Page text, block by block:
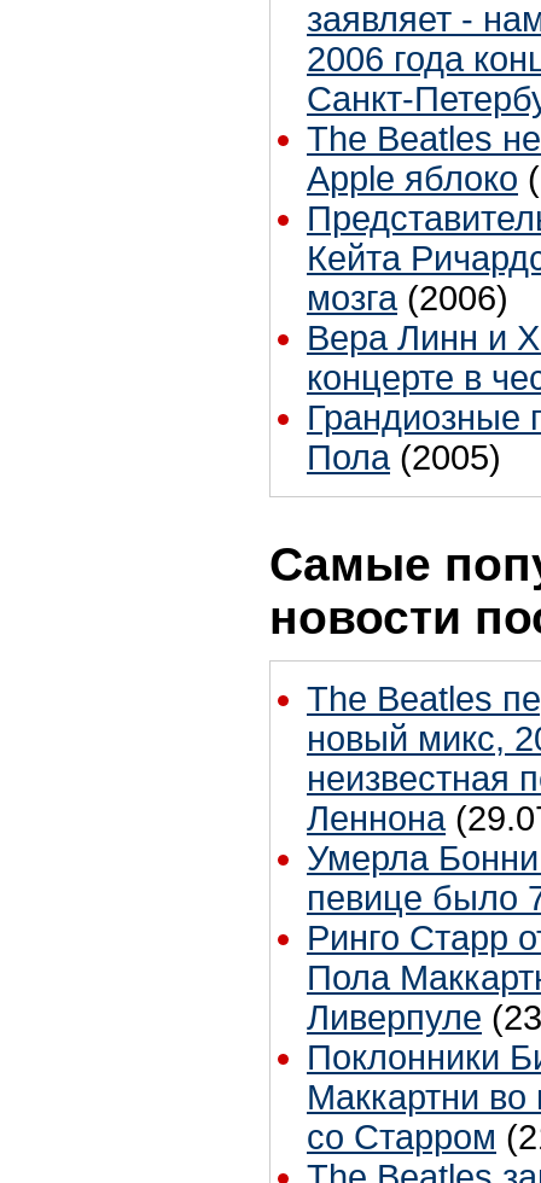
заявляет -
2006 года
Санкт-
The Beatles
Apple яблоко
Кейта
мозга (2006)
Вера Линн и
концерте в
Грандиозные
Пола (2005)
Самые
новости
The Beatles
новый микс,
неизвестная
Леннона
Умерла
певице было
Ринго Старр
Пола
Ливерпуле
Поклонники
Маккартни во
со Старром